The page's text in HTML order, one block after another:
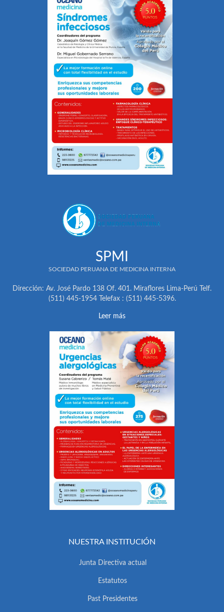
SPMI
SOCIEDAD PERUANA DE MEDICINA INTERNA
Dirección: Av. José Pardo 138 Of. 401. Miraflores Lima-Perú Telf.
(511) 445-1954 Telefax : (511) 445-5396.
Leer más
NUESTRA INSTITUCIÓN
Junta Directiva actual
Estatutos
Past Presidentes